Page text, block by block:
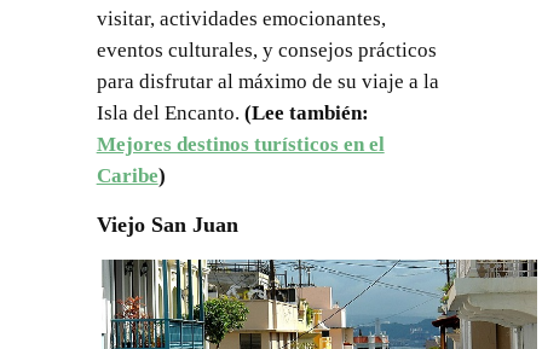
visitar, actividades emocionantes,
eventos culturales, y consejos prácticos
para disfrutar al máximo de su viaje a la
Isla del Encanto. (Lee también:
Mejores destinos turísticos en el
Caribe)
Viejo San Juan